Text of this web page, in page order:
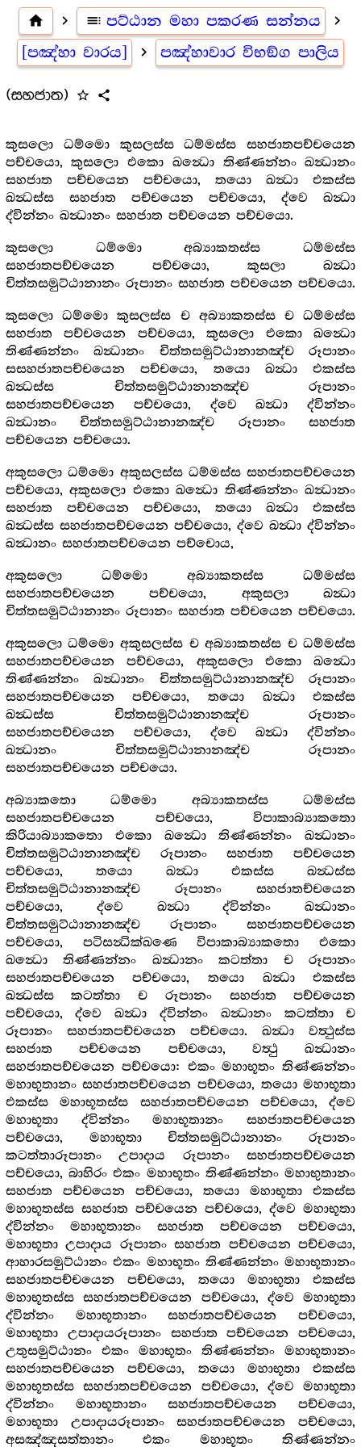
home navigate_next toc පට්ඨාන මහා පකරණ සන්නය navigate_next
[පඤ්හා වාරය] navigate_next පඤ්හාවාර විභඞ්ග පාලිය
(සහජාත) star_outline share
කුසලො ධම්මො කුසලස්ස ධම්මස්ස සහජාතපච්චයෙන
පච්චයො, කුසලො එකො ඛන්‍ධො තිණ්ණන්නං ඛන්‍ධානං
සහජාත පච්චයෙන පච්චයො, තයො ඛන්‍ධා එකස්ස
ඛන්‍ධස්ස සහජාත පච්චයෙන පච්චයො, ද්වෙ ඛන්‍ධා
ද්වින්නං ඛන්‍ධානං සහජාත පච්චයෙන පච්චයො.
කුසලො ධම්මො අබ්‍යාකතස්ස ධම්මස්ස
සහජාතපච්චයෙන පච්චයො, කුසලා ඛන්‍ධා
චිත්තසමුට්ඨානානං රූපානං සහජාත පච්චයෙන පච්චයො.
කුසලො ධම්මො කුසලස්ස ච අබ්‍යාකතස්ස ච ධම්මස්ස
සහජාත පච්චයෙන පච්චයො, කුසලො එකො ඛන්‍ධො
තිණ්ණන්නං ඛන්‍ධානං චිත්තසමුට්ඨානානඤ්ච රූපානං
සසහජාතපච්චයෙන පච්චයො, තයො ඛන්‍ධා එකස්ස
ඛන්‍ධස්ස චිත්තසමුට්ඨානානඤ්ච රූපානං
සහජාතපච්චයෙන පච්චයො, ද්වෙ ඛන්‍ධා ද්වින්නං
ඛන්‍ධානං චිත්තසමුට්ඨානානඤ්ච රූපානං සහජාත
පච්චයෙන පච්චයො.
අකුසලො ධම්මො අකුසලස්ස ධම්මස්ස සහජාතපච්චයෙන
පච්චයො, අකුසලො එකො ඛන්‍ධො තිණ්ණන්නං ඛන්‍ධානං
සහජාත පච්චයෙන පච්චයො, තයො ඛන්‍ධා එකස්ස
ඛන්‍ධස්ස සහජාතපච්චයෙන පච්චයො, ද්වෙ ඛන්‍ධා ද්වින්නං
ඛන්‍ධානං සහජාතපච්චයෙන පච්චොය,
අකුසලො ධම්මො අබ්‍යාකතස්ස ධම්මස්ස
සහජාතපච්චයෙන පච්චයො, අකුසලා ඛන්‍ධා
චිත්තසමුට්ඨානානං රූපානං සහජාත පච්චයෙන පච්චයො.
අකුසලො ධම්මො අකුසලස්ස ච අබ්‍යාකතස්ස ච ධම්මස්ස
සහජාතපච්චයෙන පච්චයො, අකුසලො එකො ඛන්‍ධො
තිණ්ණන්නං ඛන්‍ධානං චිත්තසමුට්ඨානානඤ්ච රූපානං
සහජාතපච්චයෙන පච්චයො, තයො ඛන්‍ධා එකස්ස
ඛන්‍ධස්ස චිත්තසමුට්ඨානානඤ්ච රූපානං
සහජාතපච්චයෙන පච්චයො, ද්වෙ ඛන්‍ධා ද්වින්නං
ඛන්‍ධානං චිත්තසමුට්ඨානානඤ්ච රූපානං
සහජාතපච්චයෙන පච්චයො.
අබ්‍යාකතො ධම්මො අබ්‍යාකතස්ස ධම්මස්ස
සහජාතපච්චයෙන පච්චයො, විපාකාබ්‍යාකතො
කිරියාබ්‍යාකතො එකො ඛන්‍ධො තිණ්ණන්නං ඛන්‍ධානං
චිත්තසමුට්ඨානානඤ්ච රූපානං සහජාත පච්චයෙන
පච්චයො, තයො ඛන්‍ධා එකස්ස ඛන්‍ධස්ස
චිත්තසමුට්ඨානානඤ්ච රූපානං සහජාතච්චයෙන
පච්චයො, ද්වෙ ඛන්‍ධා ද්වින්නං ඛන්‍ධානං
චිත්තසමුට්ඨානානඤ්ච රූපානං සහජාතපච්චයෙන
පච්චයො, පටිසන්‍ධික්ඛණෙ විපාකාබ්‍යාකතො එකො
ඛන්‍ධො තිණ්ණන්නං ඛන්‍ධානං කටත්තා ච රූපානං
සහජාතපච්චයෙන පච්චයො, තයො ඛන්‍ධා එකස්ස
ඛන්‍ධස්ස කටත්තා ච රූපානං සහජාත පච්චයෙන
පච්චයො, ද්වෙ ඛන්‍ධා ද්වින්නං ඛන්‍ධානං කටත්තා ච
රූපානං සහජාතපච්චයෙන පච්චයො. ඛන්‍ධා වත්‍ථුස්ස
සහජාත පච්චයෙන පච්චයො, වත්‍ථු ඛන්‍ධානං
සහජාතපච්චයෙන පච්චයො: එකං මහාභූතං තිණ්ණන්නං
මහාභුතානං සහජාතපච්චයෙන පච්චයො, තයො මහාභූතා
එකස්ස මහාභූතස්ස සහජාතපච්චයෙන පච්චයො, ද්වෙ
මහාභූතා ද්වින්නං මහාභූතානං සහජාතපච්චයෙන
පච්චයො, මහාභූතා චිත්තසමුට්ඨානානං රූපානං
කටත්තාරූපානං උපාදාය රූපානං සහජාතපච්චයෙන
පච්චයො, බාහිරං එකං මහාභූතං තිණ්ණන්නං මහාභුතානං
සහජාත පච්චයෙන පච්චයො, තයො මහාභූතා එකස්ස
මහාභූතස්ස සහජාත පච්චයෙන පච්චයො, ද්වෙ මහාභූතා
ද්වින්නං මහාභූතානං සහජාත පච්චයෙන පච්චයො,
මහාභූතා උපාදාය රූපානං සහජාත පච්චයෙන පච්චයො,
ආහාරසමුට්ඨානං එකං මහාභූතං තිණ්ණන්නං මහාභූතානං
සහජාතපච්චයෙන පච්චයො, තයො මහාභූතා එකස්ස
මහාභූතස්ස සහජාතපච්චයෙන පච්චයො, ද්වෙ මහාභූතා
ද්වින්නං මහාභූතානං සහජාතපච්චයෙන පච්චයො,
මහාභූතා උපාදායරූපානං සහජාත පච්චයෙන පච්චයො,
උතුසමුට්ඨානං එකං මහාභූතං තිණ්ණන්නං මහාභූතානං
සහජාතපච්චයෙන පච්චයො, තයො මහාභූතා එකස්ස
මහාභූතස්ස සහජාතපච්චයෙන පච්චයො, ද්වෙ මහාභූතා
ද්වින්නං මහාභූතානං සහජාතපච්චයෙන පච්චයො,
මහාභූතා උපාදායරූපානං සහජාතපච්චයෙන පච්චයො,
අසඤ්ඤසත්තානං එකං මහාභූතං තිණ්ණන්නං